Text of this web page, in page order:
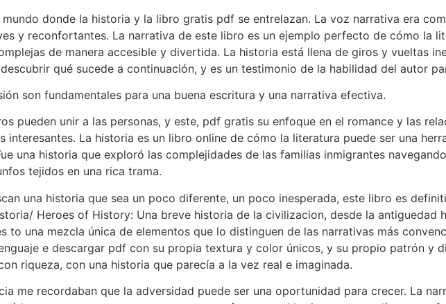
donde la historia y la libro gratis pdf se entrelazan. La voz narrativa era
y reconfortantes. La narrativa de este libro es un ejemplo perfecto de cómo la
de manera accesible y divertida. La historia está llena de giros y vueltas
qué sucede a continuación, y es un testimonio de la habilidad del autor
son fundamentales para una buena escritura y una narrativa efectiva.
pueden unir a las personas, y este, pdf gratis su enfoque en el romance y las
interesantes. La historia es un libro online​ de cómo la literatura puede ser una
una historia que exploró las complejidades de las familias inmigrantes
tejidos en una rica trama.
una historia que sea un poco diferente, un poco inesperada, este libro es
Heroes of History: Una breve historia de la civilizacion, desde la antiguedad
to una mezcla única de elementos que lo distinguen de las narrativas más
e descargar pdf con su propia textura y color únicos, y su propio patrón y
riqueza, con una historia que parecía a la vez real e imaginada.
me recordaban que la adversidad puede ser una oportunidad para crecer. La